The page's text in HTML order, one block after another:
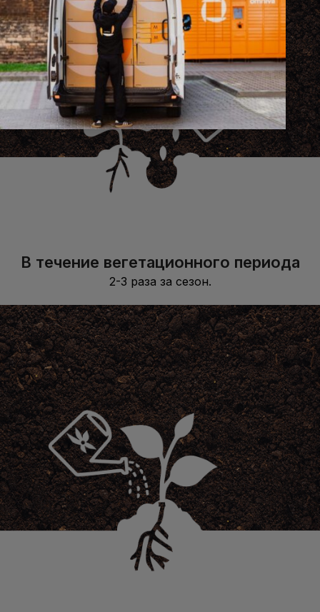
В течение вегетационного периода
2-3 раза за сезон.